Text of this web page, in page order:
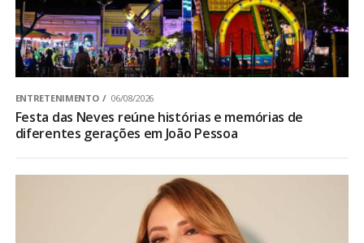
ENTRETENIMENTO 06/08/2026
Festa das Neves reúne histórias e memórias de
diferentes gerações em João Pessoa